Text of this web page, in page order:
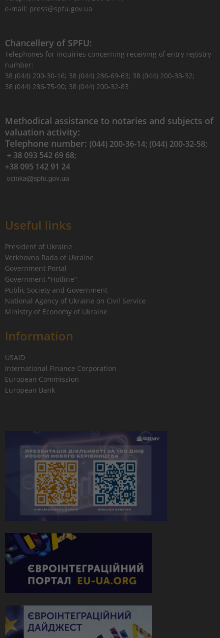
e-mail: press@spfu.gov.ua
Chancellery of SPFU:
Telephones for inquiries concerning receiving of entry registry
number:
38 (044) 200-30-16; 38 (044) 286-69-63; 38 (044) 200-33-32;
38 (044) 286-75-90; 38 (044) 200-32-83
Methodical assistance to notaries and subjects of
valuation activity:
Telephone number: (044) 200-36-14; (044) 200-32-58;
+ 38 093 542 69 68;
+38 095 142 91 24
Useful links
President of Ukraine
Verkhovna Rada of Ukraine
Government Portal
Government "Hotline"
Public Society and Government
National Agency of Ukraine on Civil Service
Ministry of Economy of Ukraine
Information
USAID
International Finance Corporation
European Commission
European Bank